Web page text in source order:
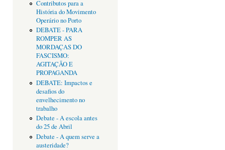
Contributos para a
História do Movimento
Operário no Porto
DEBATE - PARA
ROMPER AS
MORDAÇAS DO
FASCISMO:
AGITAÇÃO E
PROPAGANDA
DEBATE: Impactos e
desafios do
envelhecimento no
trabalho
Debate - A escola antes
do 25 de Abril
Debate - A quem serve a
austeridade?